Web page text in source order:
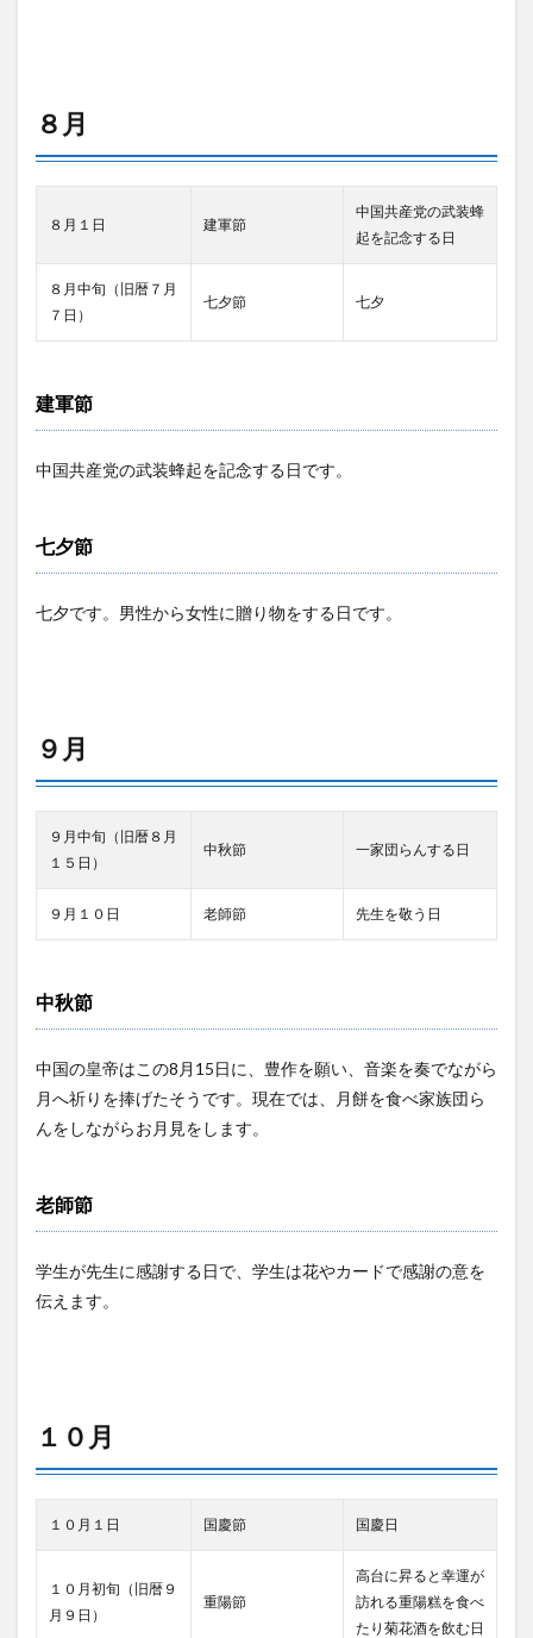
８月
８月１日 建軍節
中国共産党の武装蜂
起を記念する日
８月中旬（旧暦７月
７日）
七夕節 七夕
建軍節
中国共産党の武装蜂起を記念する日です。
七夕節
七夕です。男性から女性に贈り物をする日です。
９月
９月中旬（旧暦８月
１５日）
中秋節 一家団らんする日
９月１０日 老師節 先生を敬う日
中秋節
中国の皇帝はこの8月15日に、豊作を願い、音楽を奏でながら
月へ祈りを捧げたそうです。現在では、月餅を食べ家族団ら
んをしながらお月見をします。
老師節
学生が先生に感謝する日で、学生は花やカードで感謝の意を
伝えます。
１０月
１０月１日 国慶節 国慶日
１０月初旬（旧暦９
月９日）
重陽節
高台に昇ると幸運が
訪れる重陽糕を食べ
たり菊花酒を飲む日